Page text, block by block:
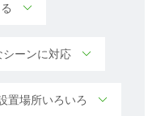
ーンに対応
置場所いろいろ